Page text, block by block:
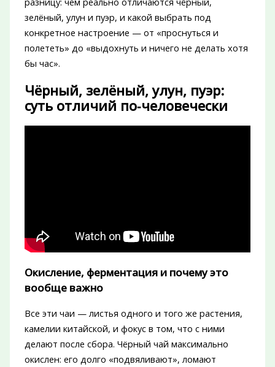
зелёный, улун и пуэр, и какой выбрать под
конкретное настроение — от «проснуться и
полететь» до «выдохнуть и ничего не делать хотя
бы час».
Чёрный, зелёный, улун, пуэр:
суть отличий по‑человечески
Окисление, ферментация и почему это
вообще важно
Все эти чаи — листья одного и того же растения,
камелии китайской, и фокус в том, что с ними
делают после сбора. Чёрный чай максимально
окислен: его долго «подвяливают», ломают